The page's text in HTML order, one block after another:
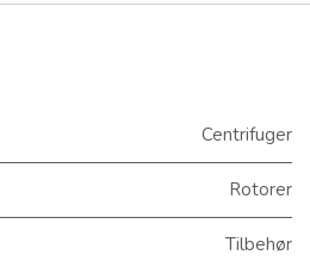
Centrifuger
Rotorer
Tilbehør